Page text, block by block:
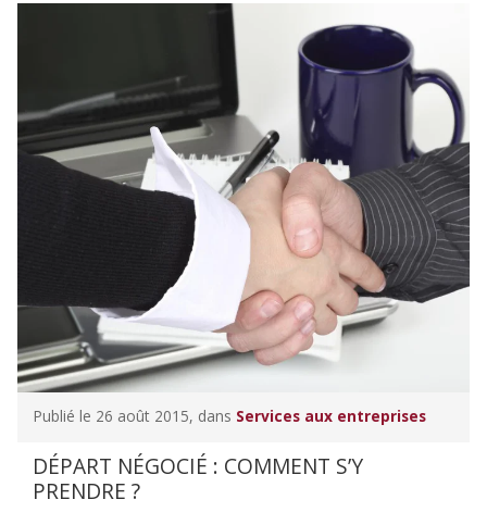
Publié le 26 août 2015, dans Services aux entreprises
DÉPART NÉGOCIÉ : COMMENT S’Y
PRENDRE ?